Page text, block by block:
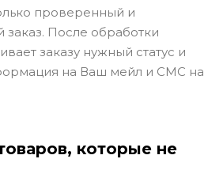
проверенный и
После обработки
заказу нужный статус и
на Ваш мейл и СМС на
которые не